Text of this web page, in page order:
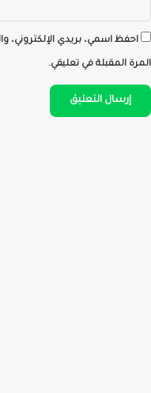
احفظ اسمي، بريدي الإلكتروني،
المرة المقبلة في تعليقي.